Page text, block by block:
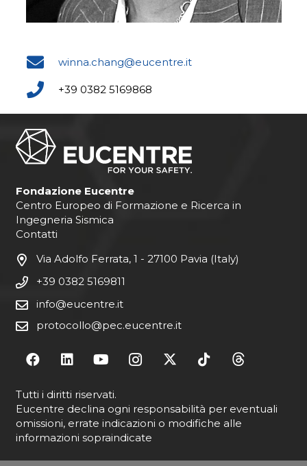
winna.chang@eucentre.it
+39 0382 5169868
Fondazione Eucentre
Centro Europeo di Formazione e Ricerca in
Ingegneria Sismica
Contatti
Via Adolfo Ferrata, 1 - 27100 Pavia (Italy)
+39 0382 5169811
info@eucentre.it
protocollo@pec.eucentre.it
Tutti i diritti riservati.
Eucentre declina ogni responsabilità per eventuali
omissioni, errate indicazioni o modifiche alle
informazioni sopraindicate